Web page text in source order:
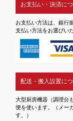
お支払い・決済に
お支払い方法は、銀行
支払い方法をお選びい
配送・搬入設置に
大型厨房機器（調理台
便を使います。（メー
す。）